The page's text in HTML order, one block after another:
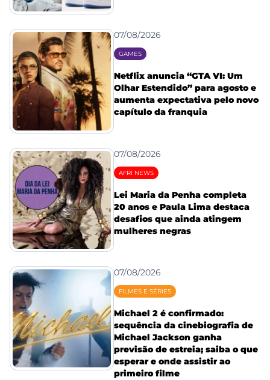
07/08/2026
GAMES
Netflix anuncia “GTA VI: Um
Olhar Estendido” para agosto e
aumenta expectativa pelo novo
capítulo da franquia
07/08/2026
AFRI NEWS
Lei Maria da Penha completa
20 anos e Paula Lima destaca
desafios que ainda atingem
mulheres negras
07/08/2026
FILMES E SÉRIES
Michael 2 é confirmado:
sequência da cinebiografia de
Michael Jackson ganha
previsão de estreia; saiba o que
esperar e onde assistir ao
primeiro filme